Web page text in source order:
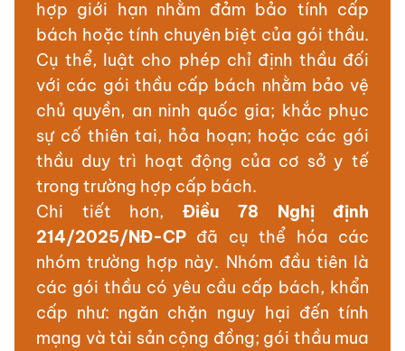
hợp giới hạn nhằm đảm bảo tính cấp
bách hoặc tính chuyên biệt của gói thầu.
Cụ thể, luật cho phép chỉ định thầu đối
với các gói thầu cấp bách nhằm bảo vệ
chủ quyền, an ninh quốc gia; khắc phục
sự cố thiên tai, hỏa hoạn; hoặc các gói
thầu duy trì hoạt động của cơ sở y tế
trong trường hợp cấp bách.
Chi tiết hơn, Điều 78 Nghị định
214/2025/NĐ-CP đã cụ thể hóa các
nhóm trường hợp này. Nhóm đầu tiên là
các gói thầu có yêu cầu cấp bách, khẩn
cấp như: ngăn chặn nguy hại đến tính
mạng và tài sản cộng đồng; gói thầu mua